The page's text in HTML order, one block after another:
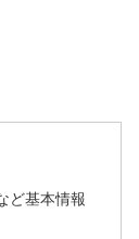
ど基本情報